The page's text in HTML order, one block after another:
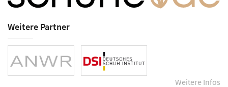
Weitere Partner
Weitere Infos